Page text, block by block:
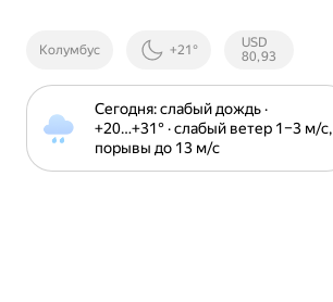
Колумбус +21°
Курсы ЦБ
РФ
USD
80,93
Сегодня: слабый дождь ·
+20⁠…⁠+31⁠° · слабый ветер 1⁠–⁠3 м⁠/⁠с,
порывы до 13 м⁠/⁠с